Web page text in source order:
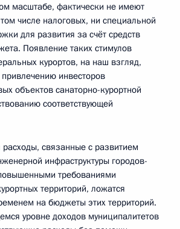
масштабе, фактически не имеют
числе налоговых, ни специальной
для развития за счёт средств
Появление таких стимулов
курортов, на наш взгляд,
инвесторов
объектов санаторно-курортной
соответствующей
связанные с развитием
инфраструктуры городов-
требованиями
территорий, ложатся
на бюджеты этих территорий.
уровне доходов муниципалитетов